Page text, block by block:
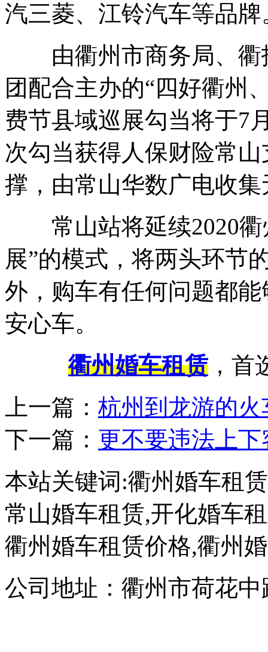
汽三菱、江铃汽车等品牌
由衢州市商务局、衢
团配合主办的“四好衢州
费节县域巡展勾当将于7
次勾当获得人保财险常
撑，由常山华数广电收
常山站将延续2020衢
展”的模式，将两头环节
外，购车有任何问题都
安心车。
衢州婚车租赁 ，首
上一篇： 杭州到龙游的
下一篇： 更不要违法上
本站关键词:衢州婚车租
常山婚车租赁,开化婚车
衢州婚车租赁价格,衢州
公司地址：衢州市荷花中